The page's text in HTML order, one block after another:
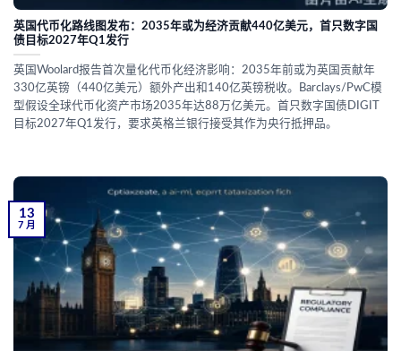
英国代币化路线图发布：2035年或为经济贡献440亿美元，首只数字国
债目标2027年Q1发行
英国Woolard报告首次量化代币化经济影响：2035年前或为英国贡献年
330亿英镑（440亿美元）额外产出和140亿英镑税收。Barclays/PwC模
型假设全球代币化资产市场2035年达88万亿美元。首只数字国债DIGIT
目标2027年Q1发行，要求英格兰银行接受其作为央行抵押品。
13
7 月